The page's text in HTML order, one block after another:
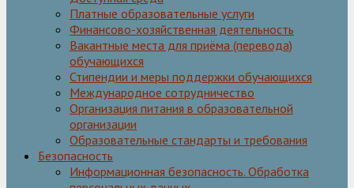
Платные образовательные услуги
Финансово-хозяйственная деятельность
Вакантные места для приёма (перевода)
обучающихся
Стипендии и меры поддержки обучающихся
Международное сотрудничество
Организация питания в образовательной
организации
Образовательные стандарты и требования
Безопасность
Информационная безопасность. Обработка